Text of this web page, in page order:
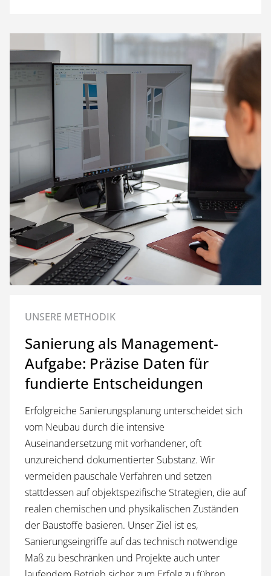
UNSERE METHODIK
Sanierung als Management-
Aufgabe: Präzise Daten für
fundierte Entscheidungen
Erfolgreiche Sanierungsplanung unterscheidet sich
vom Neubau durch die intensive
Auseinandersetzung mit vorhandener, oft
unzureichend dokumentierter Substanz. Wir
vermeiden pauschale Verfahren und setzen
stattdessen auf objektspezifische Strategien, die auf
realen chemischen und physikalischen Zuständen
der Baustoffe basieren. Unser Ziel ist es,
Sanierungseingriffe auf das technisch notwendige
Maß zu beschränken und Projekte auch unter